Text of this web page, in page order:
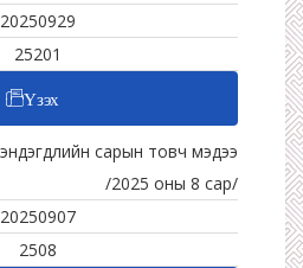
20250929
25201
Үзэх
сарын товч мэдээ
/2025 оны 8 сар/
20250907
2508